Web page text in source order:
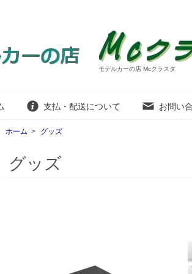
モデルカーの店 Mcクラスタ
支払・配送について お問い
ホーム > グッズ
グッズ